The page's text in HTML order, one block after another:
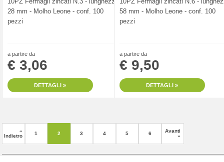
28 mm - Molho Leone - conf. 100
pezzi
a partire da
€ 3,06
DETTAGLI »
58 mm - Molho Leone - conf. 100
pezzi
a partire da
€ 9,50
DETTAGLI »
«
Indietro
1 2 3 4 5 6
Avanti
»